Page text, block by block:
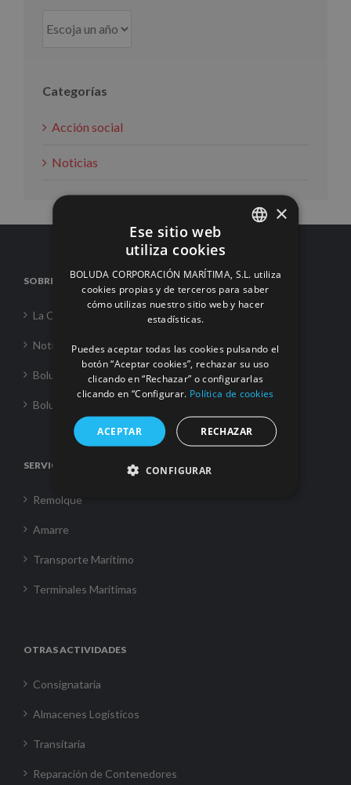
Categorías
Acción social
Noticias
SOBRE NOSOTROS
La Corporación
Noticias
Boluda Towage
Boluda Shipping
SERVICIOS
Remolque
Amarre
Transporte Marítimo
Terminales Marítimas
OTRAS ACTIVIDADES
Consignataria
Almacenes Logísticos
Transitaria
Reparación de Contenedores
ENGLISH
FRENCH
×
Ese sitio web
utiliza cookies
BOLUDA CORPORACIÓN MARÍTIMA, S.L. utiliza
cookies propias y de terceros para saber
cómo utilizas nuestro sitio web y hacer
estadísticas.
Puedes aceptar todas las cookies pulsando el
botón “Aceptar cookies”, rechazar su uso
clicando en “Rechazar” o configurarlas
clicando en “Configurar. Política de cookies
ACEPTAR RECHAZAR
CONFIGURAR